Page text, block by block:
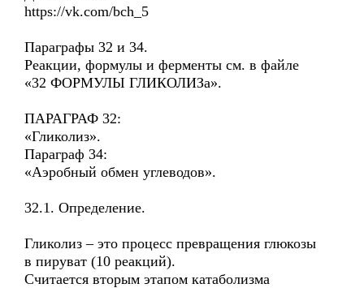
https://vk.com/bch_5
Параграфы 32 и 34.
Реакции, формулы и ферменты см. в файле
«32 ФОРМУЛЫ ГЛИКОЛИЗа».
ПАРАГРАФ 32:
«Гликолиз».
Параграф 34:
«Аэробный обмен углеводов».
32.1. Определение.
Гликолиз – это процесс превращения глюкозы
в пируват (10 реакций).
Считается вторым этапом катаболизма